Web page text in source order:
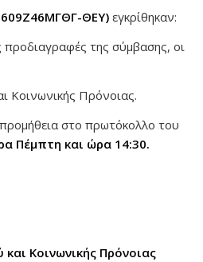
ΘΕΥ) εγκρίθηκαν:
προδιαγραφές της σύμβασης, οι
Κοινωνικής Πρόνοιας.
στο πρωτόκολλο του
Πέμπτη και ώρα 14:30.
Κοινωνικής Πρόνοιας